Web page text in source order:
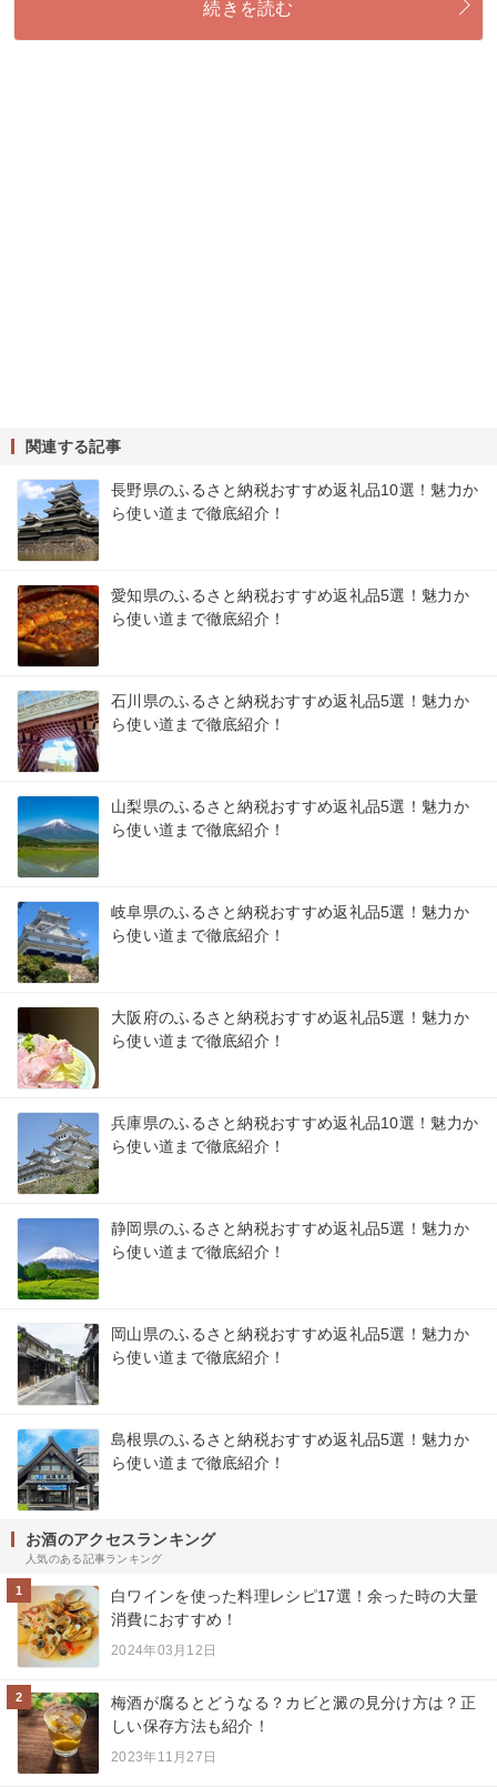
続きを読む
関連する記事
長野県のふるさと納税おすすめ返礼品10選！魅力か
ら使い道まで徹底紹介！
愛知県のふるさと納税おすすめ返礼品5選！魅力か
ら使い道まで徹底紹介！
石川県のふるさと納税おすすめ返礼品5選！魅力か
ら使い道まで徹底紹介！
山梨県のふるさと納税おすすめ返礼品5選！魅力か
ら使い道まで徹底紹介！
岐阜県のふるさと納税おすすめ返礼品5選！魅力か
ら使い道まで徹底紹介！
大阪府のふるさと納税おすすめ返礼品5選！魅力か
ら使い道まで徹底紹介！
兵庫県のふるさと納税おすすめ返礼品10選！魅力か
ら使い道まで徹底紹介！
静岡県のふるさと納税おすすめ返礼品5選！魅力か
ら使い道まで徹底紹介！
岡山県のふるさと納税おすすめ返礼品5選！魅力か
ら使い道まで徹底紹介！
島根県のふるさと納税おすすめ返礼品5選！魅力か
ら使い道まで徹底紹介！
お酒のアクセスランキング
人気のある記事ランキング
1
白ワインを使った料理レシピ17選！余った時の大量
消費におすすめ！
2024年03月12日
2
梅酒が腐るとどうなる？カビと澱の見分け方は？正
しい保存方法も紹介！
2023年11月27日